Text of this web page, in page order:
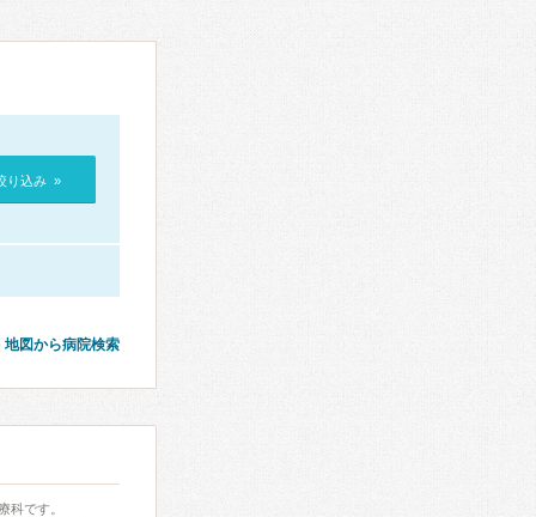
り込み »
地図から病院検索
科です。